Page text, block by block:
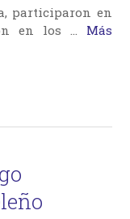
participaron en
en los … Más